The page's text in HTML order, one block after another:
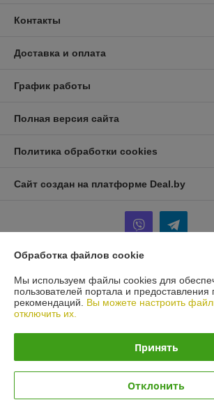
Контакты
Доставка и оплата
График работы
Полная версия сайта
Политика обработки cookies
Сайт создан на платформе Deal.by
Информация для покупателя
Юридическое лицо:ИП Терещенко Игорь
Минск
Регистрационный номер ЕГР: 101436571
Регистрационный орган: Мингорисполком
Дата регистрации компании: 10.08.2000
Обработка файлов cookie
Мы используем файлы cookies для
пользователей портала и
рекомендаций. Вы можете настроить
отключить их.
Принять
Отклонить